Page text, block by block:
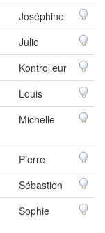
Joséphine
Julie
Kontrolleur
Louis
Michelle
Pierre
Sébastien
Sophie